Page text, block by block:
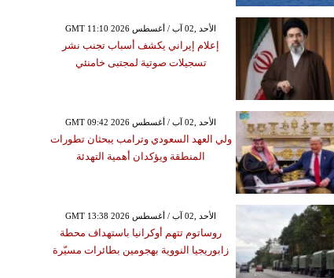
GMT 11:10 2026 الأحد ,02 آب / أغسطس
إعلام إيراني يكشف أسباب تجنب نشر
تسجيلات صوتية لمجتبى خامنئي
GMT 09:42 2026 الأحد ,02 آب / أغسطس
ولي العهد السعودي وترامب يبحثان تطورات
المنطقة ويؤكدان أهمية التهدئة
GMT 13:38 2026 الأحد ,02 آب / أغسطس
روساتوم تتهم أوكرانيا باستهداف محطة
زابوريجيا النووية بهجومين بطائرات مسيّرة